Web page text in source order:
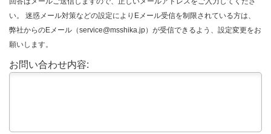
い。 迷惑メール対策などの設定によりEメール受信を制限されている方は、
弊社からのEメール（service@msshika.jp）が受信できるよう、設定変更をお
願いします。
お問い合わせ内容: